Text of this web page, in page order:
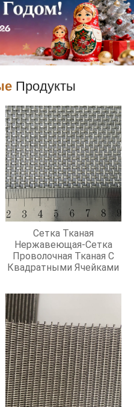
Продукты
Сетка Тканая
Нержавеющая-Сетка
Проволочная Тканая С
Квадратными Ячейками